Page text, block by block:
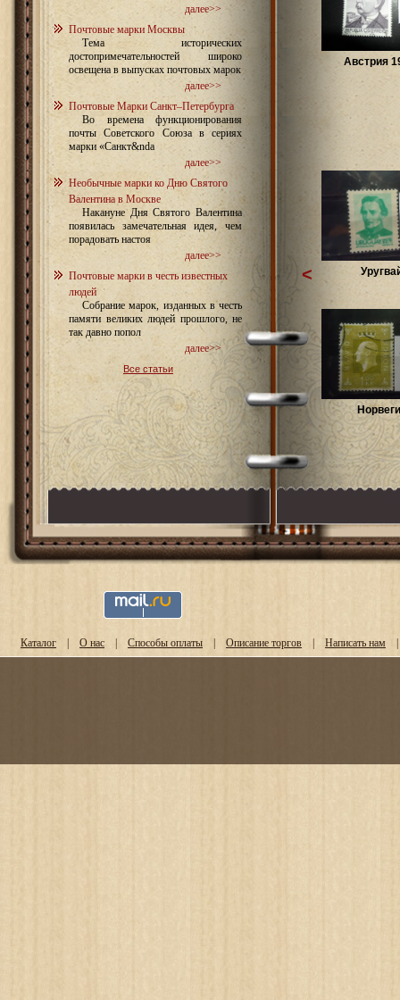
далее>>
Почтовые марки Москвы
Тема исторических
достопримечательностей широко
освещена в выпусках почтовых марок
далее>>
Почтовые Марки Санкт–Петербурга
Во времена функционирования
почты Советского Союза в сериях
марки «Санкт&nda
далее>>
Необычные марки ко Дню Святого
Валентина в Москве
Накануне Дня Святого Валентина
появилась замечательная идея, чем
порадовать настоя
далее>>
Почтовые марки в честь известных
людей
Собрание марок, изданных в честь
памяти великих людей прошлого, не
так давно попол
далее>>
Все статьи
Австрия
<
Каталог | О нас | Способы оплаты | Описание торгов | Написать нам |